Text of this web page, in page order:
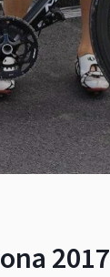
2017